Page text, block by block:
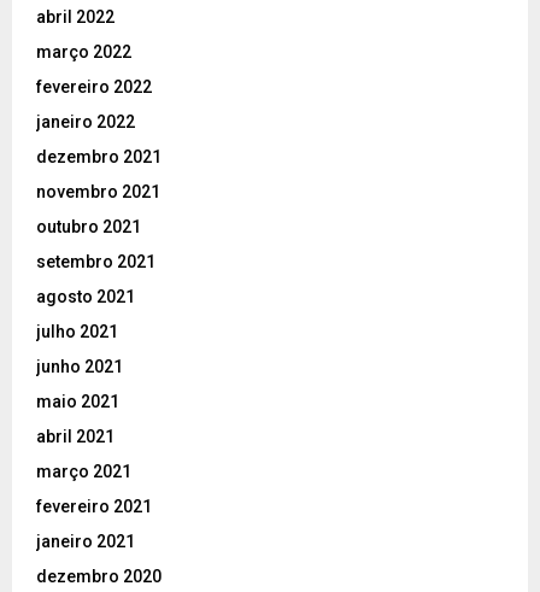
abril 2022
março 2022
fevereiro 2022
janeiro 2022
dezembro 2021
novembro 2021
outubro 2021
setembro 2021
agosto 2021
julho 2021
junho 2021
maio 2021
abril 2021
março 2021
fevereiro 2021
janeiro 2021
dezembro 2020